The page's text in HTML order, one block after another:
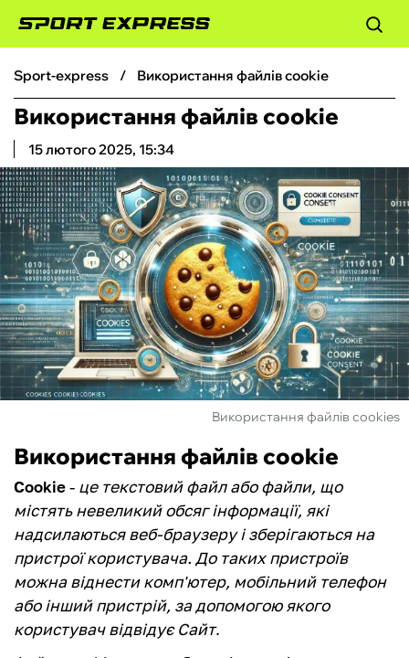
ФУТБОЛ
БАСКЕТБОЛ
БОКС
ХОКЕЙ
ТЕНІС
КІБЕРСПОРТ
ЧС-2026
ФУТЗАЛ
ІНШІ
БУКМЕКЕРИ
sport-express Використання файлів cookie
Використання файлів cookie
15 лютого 2025, 15:34
Використання файлів cookies
Використання файлів cookie
Cookie- це текстовий файл або файли, що
містять невеликий обсяг інформації, які
надсилаються веб-браузеру і зберігаються на
пристрої користувача. До таких пристроїв
можна віднести комп'ютер, мобільний телефон
або інший пристрій, за допомогою якого
користувач відвідує Сайт.